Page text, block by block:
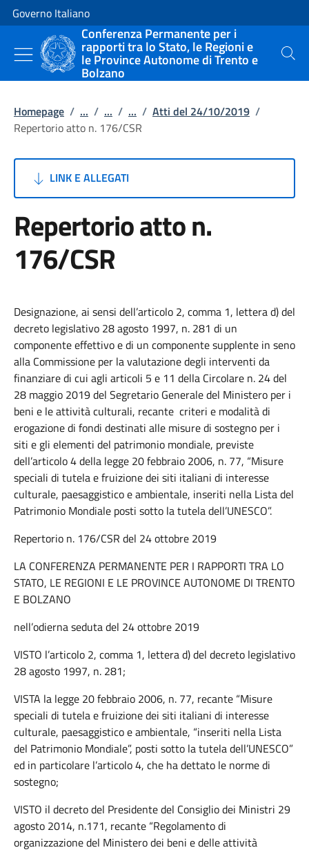
Vai al contenuto
Vai alla navigazione del sito
Governo Italiano
Conferenza Permanente per i
rapporti tra lo Stato, le Regioni e
le Province Autonome di Trento e
Bolzano
Cerca
Homepage / ... / ... / ... / Atti del 24/10/2019 /
Repertorio atto n. 176/CSR
LINK E ALLEGATI
Repertorio atto n.
176/CSR
Designazione, ai sensi dell’articolo 2, comma 1, lettera d) del
decreto legislativo 28 agosto 1997, n. 281 di un
componente effettivo e di un componente supplente in seno
alla Commissione per la valutazione degli interventi da
finanziare di cui agli articoli 5 e 11 della Circolare n. 24 del
28 maggio 2019 del Segretario Generale del Ministero per i
beni e le attività culturali, recante criteri e modalità di
erogazione di fondi destinati alle misure di sostegno per i
siti e gli elementi del patrimonio mondiale, previste
dell’articolo 4 della legge 20 febbraio 2006, n. 77, “Misure
speciali di tutela e fruizione dei siti italiani di interesse
culturale, paesaggistico e ambientale, inseriti nella Lista del
Patrimonio Mondiale posti sotto la tutela dell’UNESCO”.
Repertorio n. 176/CSR del 24 ottobre 2019
LA CONFERENZA PERMANENTE PER I RAPPORTI TRA LO
STATO, LE REGIONI E LE PROVINCE AUTONOME DI TRENTO
E BOLZANO
nell’odierna seduta del 24 ottobre 2019
VISTO l’articolo 2, comma 1, lettera d) del decreto legislativo
28 agosto 1997, n. 281;
VISTA la legge 20 febbraio 2006, n. 77, recante “Misure
speciali di tutela e fruizione dei siti italiani di interesse
culturale, paesaggistico e ambientale, “inseriti nella Lista
del Patrimonio Mondiale”, posti sotto la tutela dell’UNESCO”
ed in particolare l’articolo 4, che ha dettato le norme di
sostegno;
VISTO il decreto del Presidente del Consiglio dei Ministri 29
agosto 2014, n.171, recante “Regolamento di
organizzazione del Ministero dei beni e delle attività